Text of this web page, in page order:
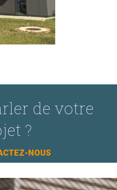
de votre
?
NOUS